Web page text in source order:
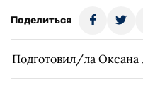
Поделиться
Подготовил/ла Оксана